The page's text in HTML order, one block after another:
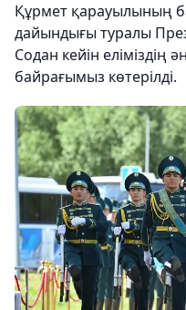
Құрмет қарауылының
дайындығы туралы
Содан кейін
байрағымыз көтерілді.